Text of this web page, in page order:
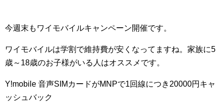
今週末もワイモバイルキャンペーン開催です。
ワイモバイルは学割で維持費が安くなってますね。家族に5
歳～18歳のお子様がいる人はオススメです。
Y!mobile 音声SIMカードがMNPで1回線につき20000円キャ
ッシュバック